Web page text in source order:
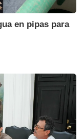
en pipas para